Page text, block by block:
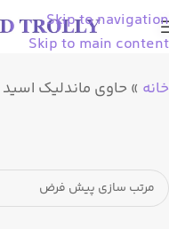
Skip to navigation
Skip to main content
خانه » حاوی ماندلیک اسید